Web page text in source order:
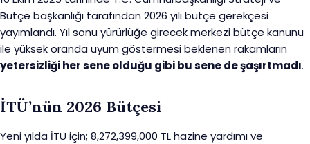
Bütçe başkanlığı tarafından 2026 yılı bütçe gerekçesi
yayımlandı. Yıl sonu yürürlüğe girecek merkezi bütçe kanunu
ile yüksek oranda uyum göstermesi beklenen rakamların
yetersizliği her sene olduğu gibi bu sene de şaşırtmadı.
İTÜ’nün 2026 Bütçesi
Yeni yılda İTÜ için; 8,272,399,000 TL hazine yardımı ve